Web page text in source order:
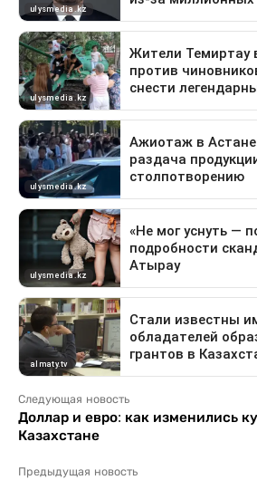
Следующая новость
Доллар и евро: как изменились
Казахстане
Предыдущая новость